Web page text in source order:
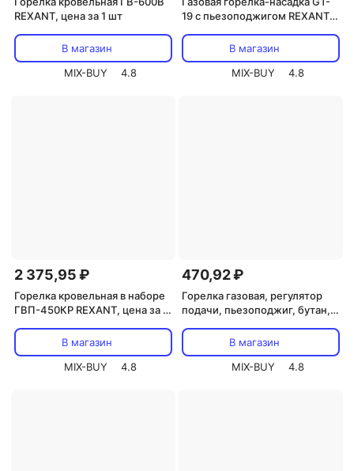
REXANT, цена за 1 шт
В магазин
MIX-BUY
4.8
19 с пьезоподжигом REXANT,
В магазин
MIX-BUY
4.8
2 375,95 ₽
Горелка кровельная в наборе
ГВП-450КР REXANT, цена за 1
В магазин
MIX-BUY
4.8
470,92 ₽
Горелка газовая, регулятор
подачи, пьезоподжиг, бутан,
TDM, цена за 1 шт
В магазин
MIX-BUY
4.8